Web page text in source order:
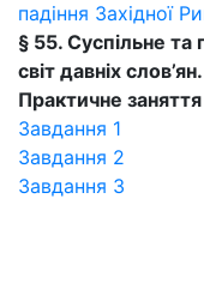
падіння Західної
§ 55. Суспільне та
світ давніх слов’ян.
Практичне
Завдання 1
Завдання 2
Завдання 3